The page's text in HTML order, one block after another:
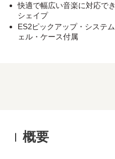
快適で幅広い音楽に対応で
シェイプ
ES2ピックアップ・システ
ェル・ケース付属
概要